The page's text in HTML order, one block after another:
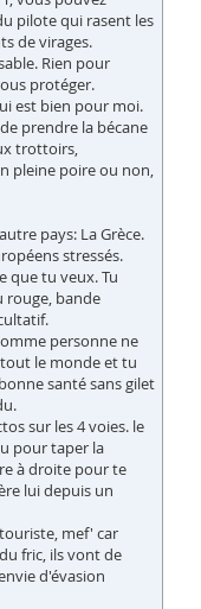
pilote qui rasent les
de virages.
Rien pour
protéger.
est bien pour moi.
prendre la bécane
trottoirs,
pleine poire ou non,
pays: La Grèce.
stressés.
que tu veux. Tu
rouge, bande
personne ne
tout le monde et tu
santé sans gilet
sur les 4 voies. le
pour taper la
à droite pour te
lui depuis un
mef' car
fric, ils vont de
d'évasion